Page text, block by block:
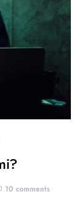
10 comments